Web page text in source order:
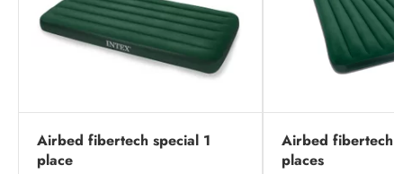
Airbed fibertech special 1
place
Airbed fibertech
places